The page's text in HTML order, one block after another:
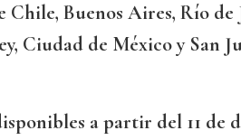
Chile, Buenos Aires, Río de
Ciudad de México y San
a partir del 11 de